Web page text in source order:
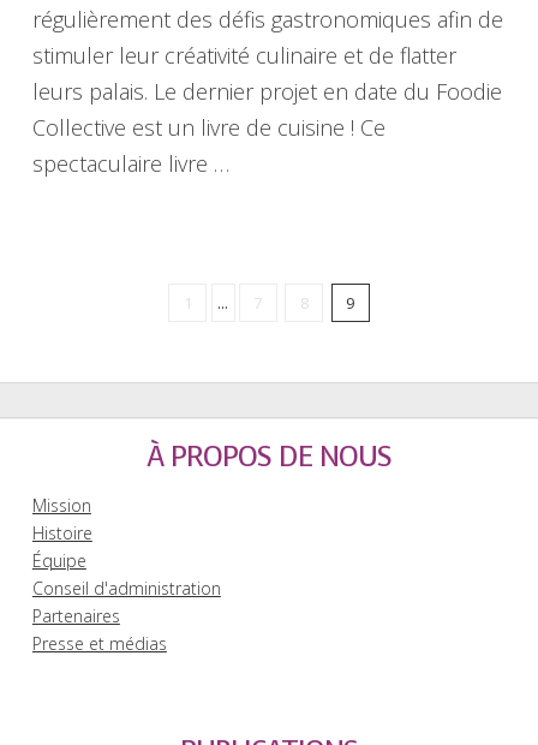
régulièrement des défis gastronomiques afin de
stimuler leur créativité culinaire et de flatter
leurs palais. Le dernier projet en date du Foodie
Collective est un livre de cuisine ! Ce
spectaculaire livre …
1 ... 7 8 9
À PROPOS DE NOUS
Mission
Histoire
Équipe
Conseil d'administration
Partenaires
Presse et médias